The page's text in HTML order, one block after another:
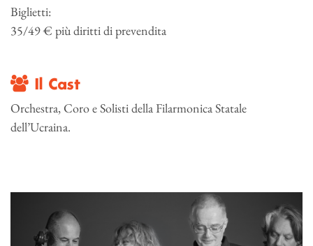
Biglietti:
35/49 € più diritti di prevendita
Il Cast
Orchestra, Coro e Solisti della Filarmonica Statale
dell’Ucraina.